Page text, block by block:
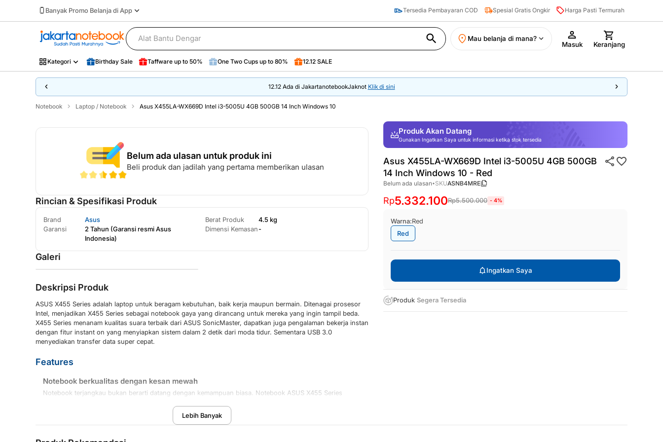
Banyak Promo Belanja di App Tersedia Pembayaran COD Spesial Gratis Ongkir
Harga Pasti Termurah
Tersedia Pembayaran COD
Spesial Gratis Ongkir
Harga Pasti Termurah
Lainnya
Mau belanja di mana?
Masuk Keranjang
Kategori Birthday Sale Taffware up to 50% One Two Cups up to 80%
12.12 SALE
Birthday Sale
Taffware up to 50% One Two Cups up to 80%
Lainnya
12.12 Ada di JakartanotebookJaknot Klik di sini
Notebook Laptop / Notebook Asus X455LA-WX669D Intel i3-5005U 4GB 500GB 14 Inch Windows 10
Belum ada ulasan untuk produk ini
Beli produk dan jadilah yang pertama memberikan ulasan
Rincian & Spesifikasi Produk
Brand
Asus
Garansi
2 Tahun (Garansi resmi Asus
Indonesia)
Berat Produk
4.5 kg
Dimensi Kemasan-
Galeri
Deskripsi Produk
ASUS X455 Series adalah laptop untuk beragam kebutuhan, baik kerja maupun bermain. Ditenagai prosesor
Intel, menjadikan X455 Series sebagai notebook gaya yang dirancang untuk mereka yang ingin tampil beda.
X455 Series menanam kualitas suara terbaik dari ASUS SonicMaster, dapatkan juga pengalaman bekerja instan
dengan fitur instant on yang menyiapkan sistem dalam 2 detik dari moda tidur. Sementara USB 3.0
menyediakan transfer data super cepat.
Features
Notebook berkualitas dengan kesan mewah
Notebook terjangkau bukan berarti datang dengan kemampuan biasa. Notebook ASUS X455 Series
Ia mencakup semua hal sehingga menjadikannya pilihan tepat untuk semua kebutuhan komputasi Anda.
Lengkap Tersedia
Dengan beragam model dan pilihan warna, notebook ASUS X455 Series membebaskan Anda untuk
Lebih Banyak
Produk Akan Datang
Gunakan Ingatkan Saya untuk informasi ketika stok tersedia
Asus X455LA-WX669D Intel i3-5005U 4GB 500GB
14 Inch Windows 10 - Red
Belum ada ulasan•SKUASNB4MRE
Rp5.332.100Rp5.500.000 - 4%
Warna:Red
Red
Ingatkan Saya
Produk Segera Tersedia